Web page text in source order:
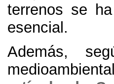
terrenos se
esencial .
Además,
medioambiental